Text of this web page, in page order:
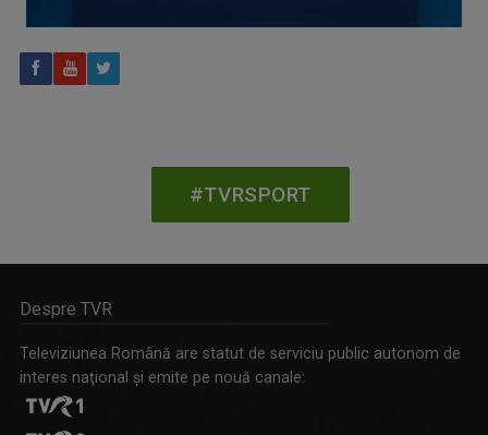
CONCACAF respinge planul FIFA de privatizare parțială a
Tenis internațional la Târgu Mureș! TVR Sport transmite
finalele AXERIA Open WTA 125
#TVRSPORT
Despre TVR
Televiziunea Română are statut de serviciu public autonom de
interes naţional şi emite pe nouă canale: